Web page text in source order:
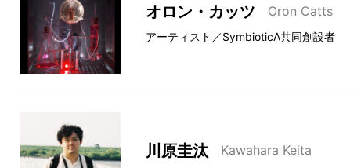
オロン・カッツ Oron Catts
アーティスト／SymbioticA共同創設者
川原圭汰 Kawahara Keita